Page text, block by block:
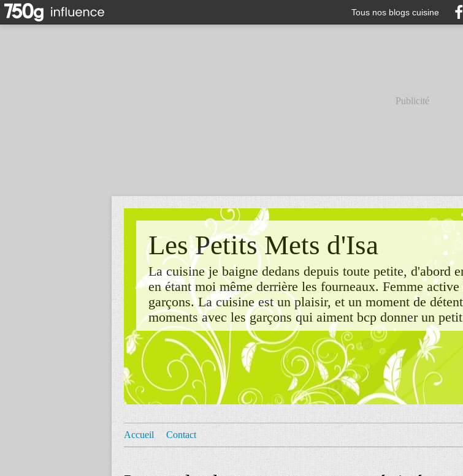
Tous nos blogs cuisine
Publicité
Les Petits Mets d'Isa
La cuisine je baigne dedans depuis toute petite, d'abord
en étant moi même derrière les fourneaux. Femme
garçons. La cuisine est un plaisir, et un moment de
moments avec les garçons qui aiment bcp donner un
Accueil Contact